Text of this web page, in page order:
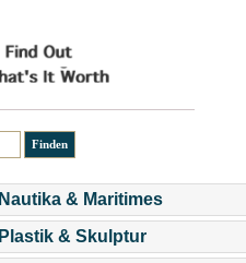
Nautika & Maritimes
Plastik & Skulptur